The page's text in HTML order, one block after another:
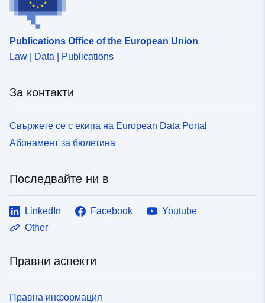
Publications Office of the European Union
Law | Data | Publications
За контакти
Свържете се с екипа на European Data Portal
Абонамент за бюлетина
Последвайте ни в
LinkedIn Facebook
Youtube
Other
Правни аспекти
Правна информация